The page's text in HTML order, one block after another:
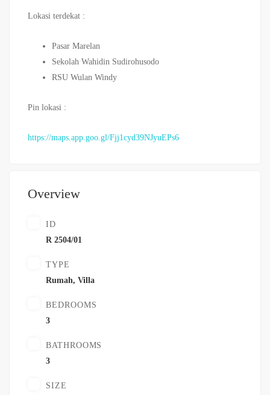
Lokasi terdekat :
Pasar Marelan
Sekolah Wahidin Sudirohusodo
RSU Wulan Windy
Pin lokasi :
https://maps.app.goo.gl/Fjj1cyd39NJyuEPs6
Overview
ID
R 2504/01
TYPE
Rumah, Villa
BEDROOMS
3
BATHROOMS
3
SIZE